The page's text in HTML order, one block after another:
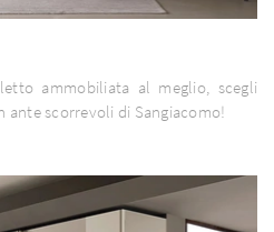
ammobiliata al meglio, scegli
scorrevoli di Sangiacomo!